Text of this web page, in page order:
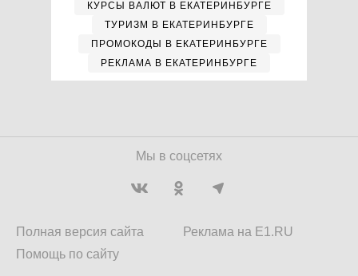
КУРСЫ ВАЛЮТ В ЕКАТЕРИНБУРГЕ
ТУРИЗМ В ЕКАТЕРИНБУРГЕ
ПРОМОКОДЫ В ЕКАТЕРИНБУРГЕ
РЕКЛАМА В ЕКАТЕРИНБУРГЕ
Мы в соцсетях
Полная версия сайта
Помощь по сайту
Реклама на E1.RU